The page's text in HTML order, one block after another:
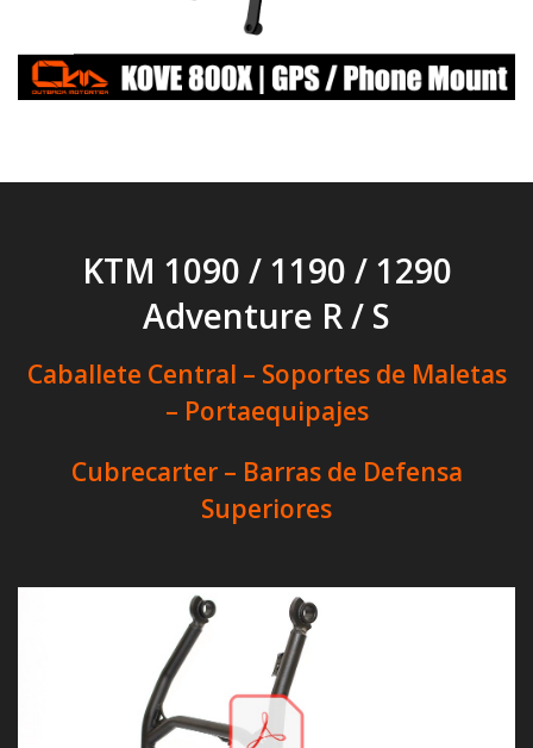
KTM 1090 / 1190 / 1290
Adventure R / S
Caballete Central – Soportes de Maletas
– Portaequipajes
Cubrecarter – Barras de Defensa
Superiores